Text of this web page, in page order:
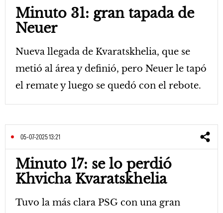
Minuto 31: gran tapada de
Neuer
Nueva llegada de Kvaratskhelia, que se
metió al área y definió, pero Neuer le tapó
el remate y luego se quedó con el rebote.
05-07-2025 13:21
Minuto 17: se lo perdió
Khvicha Kvaratskhelia
Tuvo la más clara PSG con una gran